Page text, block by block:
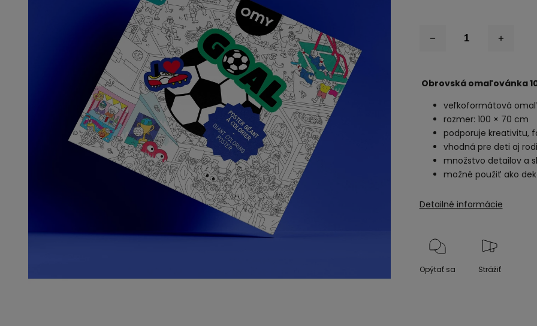
Obrovská omaľovánka
veľkoformátová
rozmer: 100 × 70 cm
podporuje kreativitu,
vhodná pre deti aj
množstvo detailov a
možné použiť ako
Detailné informácie
Opýtať sa Strážiť